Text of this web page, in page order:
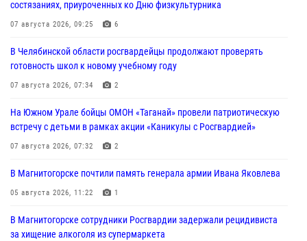
состязаниях, приуроченных ко Дню физкультурника
07 августа 2026, 09:25 6
В Челябинской области росгвардейцы продолжают проверять
готовность школ к новому учебному году
07 августа 2026, 07:34 2
На Южном Урале бойцы ОМОН «Таганай» провели патриотическую
встречу с детьми в рамках акции «Каникулы с Росгвардией»
07 августа 2026, 07:32 2
В Магнитогорске почтили память генерала армии Ивана Яковлева
05 августа 2026, 11:22 1
В Магнитогорске сотрудники Росгвардии задержали рецидивиста
за хищение алкоголя из супермаркета